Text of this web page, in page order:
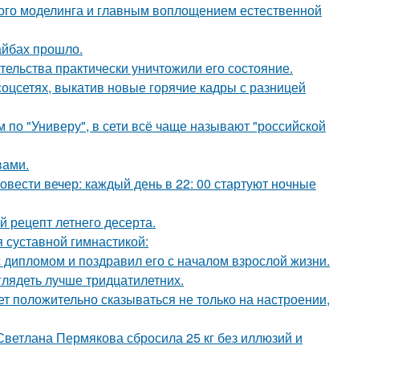
моделинга и главным воплощением естественной
прошло.
практически уничтожили его состояние.
выкатив новые горячие кадры с разницей
"Универу", в сети всё чаще называют "российской
вечер: каждый день в 22: 00 стартуют ночные
рецепт летнего десерта.
гимнастикой:
и поздравил его с началом взрослой жизни.
лучше тридцатилетних.
сказываться не только на настроении,
Пермякова сбросила 25 кг без иллюзий и